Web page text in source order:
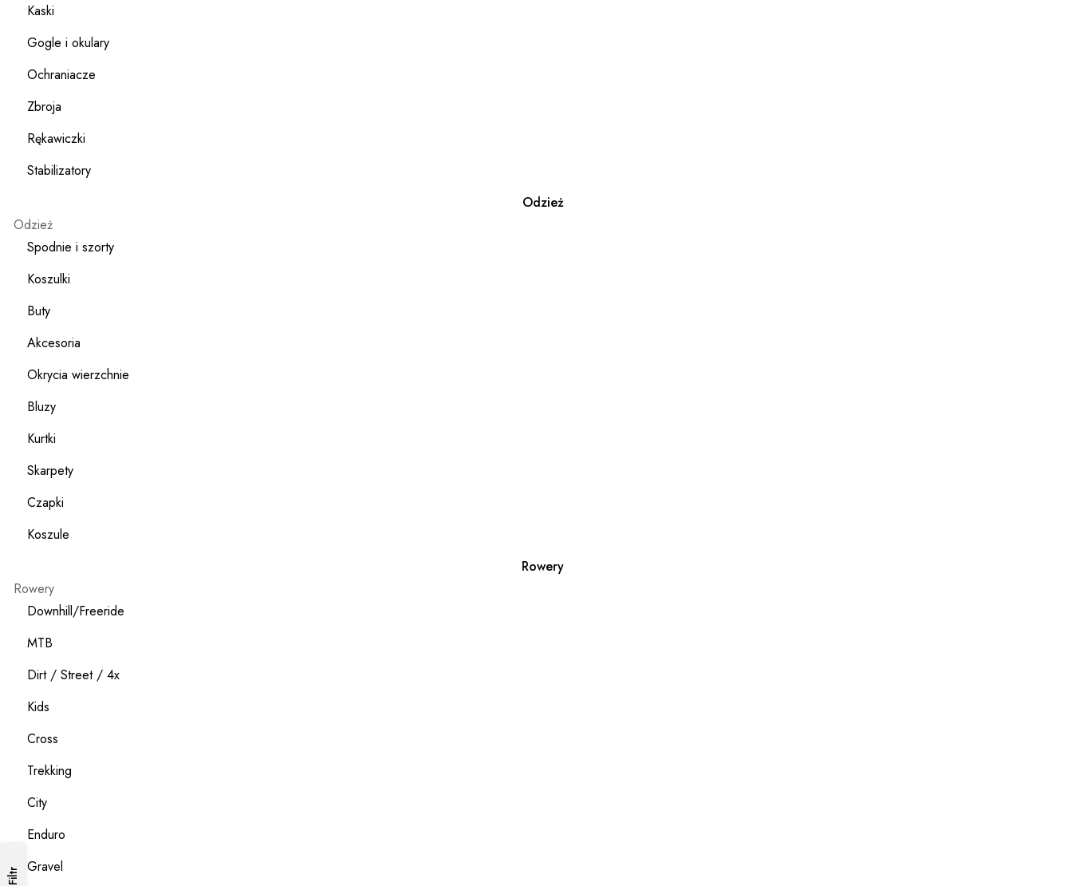
Kaski
Gogle i okulary
Ochraniacze
Zbroja
Rękawiczki
Stabilizatory
Odzież
Odzież
Spodnie i szorty
Koszulki
Buty
Akcesoria
Okrycia wierzchnie
Bluzy
Kurtki
Skarpety
Czapki
Koszule
Rowery
Rowery
Downhill/Freeride
MTB
Dirt / Street / 4x
Kids
Cross
Trekking
City
Enduro
Gravel
Filtr